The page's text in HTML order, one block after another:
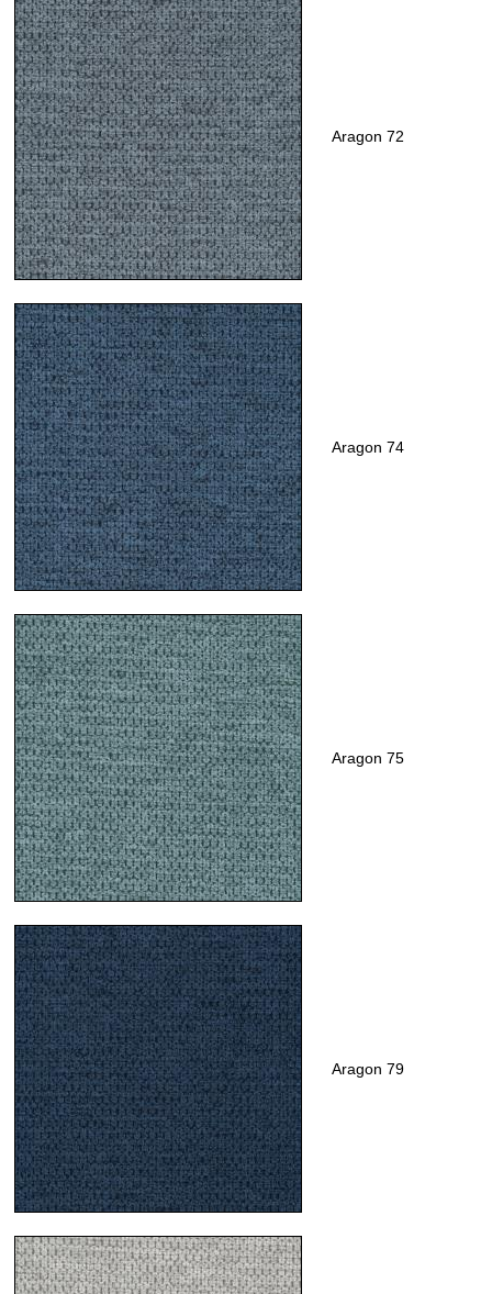
Aragon 72
Aragon 74
Aragon 75
Aragon 79